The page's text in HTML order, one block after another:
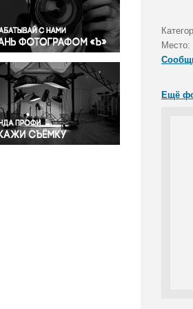
Правосудие
Происшествия и конфликты
Религия
Светская жизнь
Спорт
Экология
Экономика и бизнес
Место:
Ещё